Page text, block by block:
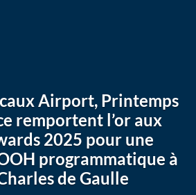
Airport, Printemps
remportent l’or aux
2025 pour une
programmatique à
de Gaulle